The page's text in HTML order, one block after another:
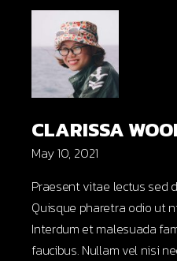
CLARISSA
May 10, 2021
Praesent vitae lectus sed
Quisque pharetra odio ut
Interdum et malesuada
faucibus. Nullam vel nisi